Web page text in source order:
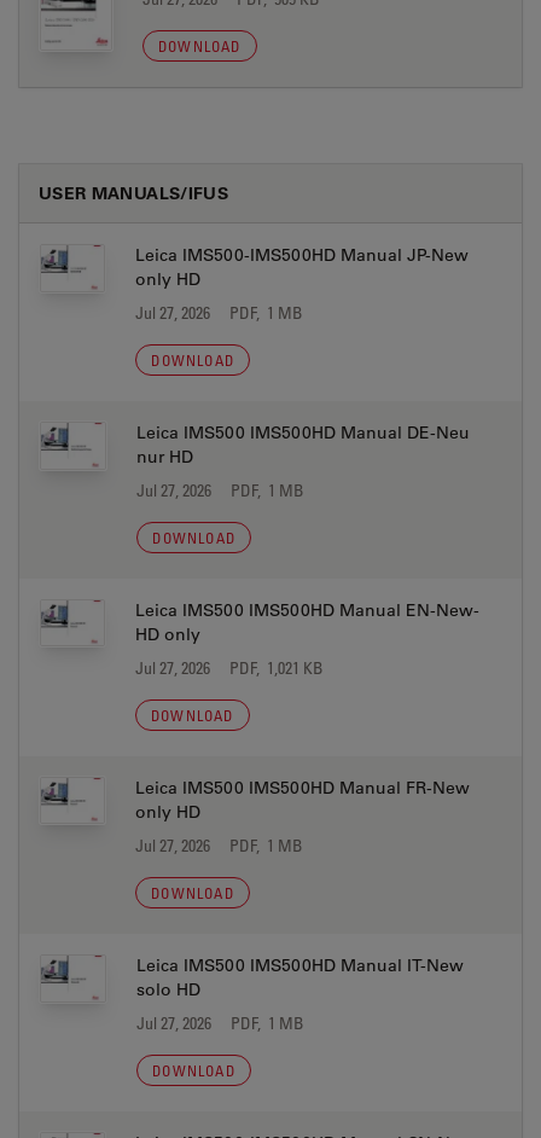
DOWNLOAD
USER MANUALS/IFUS
Leica IMS500-IMS500HD Manual JP-New
only HD
Jul 27, 2026 PDF, 1 MB
DOWNLOAD
Leica IMS500 IMS500HD Manual DE-Neu
nur HD
Jul 27, 2026 PDF, 1 MB
DOWNLOAD
Leica IMS500 IMS500HD Manual EN-New-
HD only
Jul 27, 2026 PDF, 1,021 KB
DOWNLOAD
Leica IMS500 IMS500HD Manual FR-New
only HD
Jul 27, 2026 PDF, 1 MB
DOWNLOAD
Leica IMS500 IMS500HD Manual IT-New
solo HD
Jul 27, 2026 PDF, 1 MB
DOWNLOAD